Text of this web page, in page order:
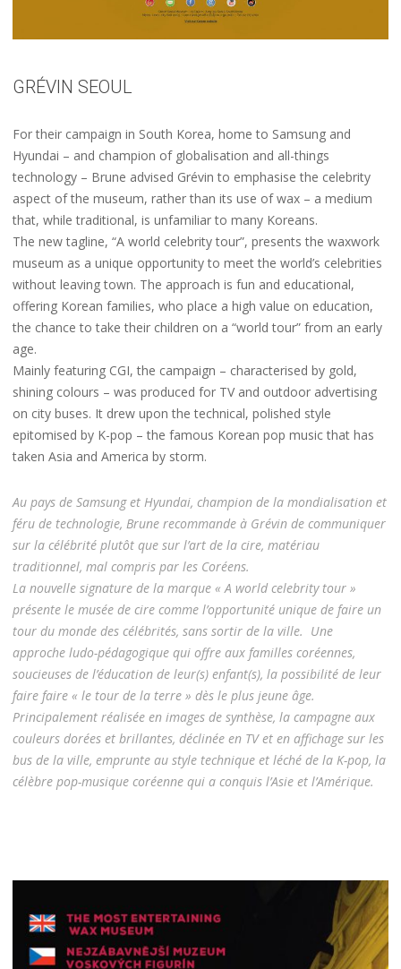
GRÉVIN SEOUL
For their campaign in South Korea, home to Samsung and
Hyundai – and champion of globalisation and all-things
technology – Brune advised Grévin to emphasise the celebrity
aspect of the museum, rather than its use of wax – a medium
that, while traditional, is unfamiliar to many Koreans.
The new tagline, “A world celebrity tour”, presents the waxwork
museum as a unique opportunity to meet the world’s celebrities
without leaving town. The approach is fun and educational,
offering Korean families, who place a high value on education,
the chance to take their children on a “world tour” from an early
age.
Mainly featuring CGI, the campaign – characterised by gold,
shining colours – was produced for TV and outdoor advertising
on city buses. It drew upon the technical, polished style
epitomised by K-pop – the famous Korean pop music that has
taken Asia and America by storm.
Au pays de Samsung et Hyundai, champion de la mondialisation et
féru de technologie, Brune recommande à Grévin de communiquer
sur la célébrité plutôt que sur l’art de la cire, matériau
traditionnel, mal compris par les Coréens.
La nouvelle signature de la marque « A world celebrity tour »
présente le musée de cire comme l’opportunité unique de faire un
tour du monde des célébrités, sans sortir de la ville. Une
approche ludo-pédagogique qui offre aux familles coréennes,
soucieuses de l’éducation de leur(s) enfant(s), la possibilité de leur
faire faire « le tour de la terre » dès le plus jeune âge.
Principalement réalisée en images de synthèse, la campagne aux
couleurs dorées et brillantes, déclinée en TV et en affichage sur les
bus de la ville, emprunte au style technique et léché de la K-pop, la
célèbre pop-musique coréenne qui a conquis l’Asie et l’Amérique.